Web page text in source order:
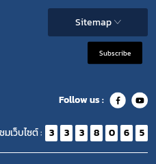
Sitemap
Subscribe
Follow us :
มเว็บไซต์ : 3 3 3 8 0 6 5